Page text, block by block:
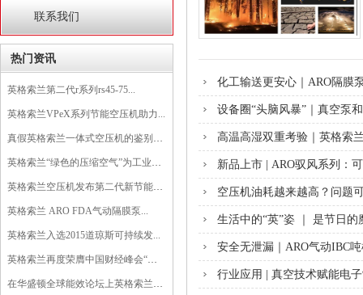
联系我们
热门资讯
英格索兰第二代r系列rs45-75...
英格索兰VPeX系列节能空压机助力...
真假英格索兰一体式空压机的鉴别方法...
英格索兰“绿色的压缩空气”为工业生...
英格索兰空压机发布第二代新节能微油...
英格索兰 ARO FDA气动隔膜泵...
英格索兰入选2015道琼斯可持续发...
英格索兰再度荣膺中国财经峰会“杰出...
在华盛顿全球能效论坛上英格索兰发布...
化工输送更安心｜ARO隔膜
设备圈“头脑风暴”｜真空泵
高温高湿双重考验｜英格索
新品上市 | ARO驭风系列：
空压机油耗越来越高？问题
生活中的“英”姿 ｜ 是节日
安全无泄漏｜ARO气动IBC
行业应用 | 真空技术赋能电